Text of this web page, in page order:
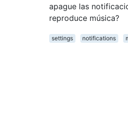
apague las
reproduce música?
settings notifications